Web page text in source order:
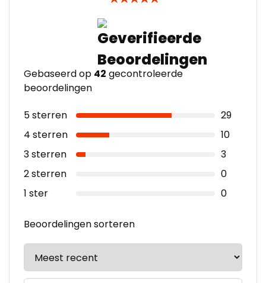
Gebaseerd op 42 gecontroleerde
beoordelingen
5 sterren
29
4 sterren
10
3 sterren
3
2 sterren
0
1 ster
0
Beoordelingen sorteren